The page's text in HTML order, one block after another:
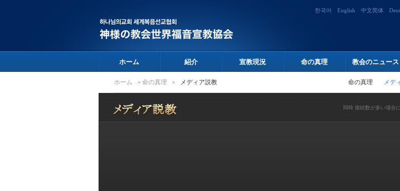
한국어 English 中文简体
ホーム 紹介 宣教現況 命の真理 教会のニュース
ホーム » 命の真理 » メディア説教 命の真理 メデ
同時 接続数が多い場合